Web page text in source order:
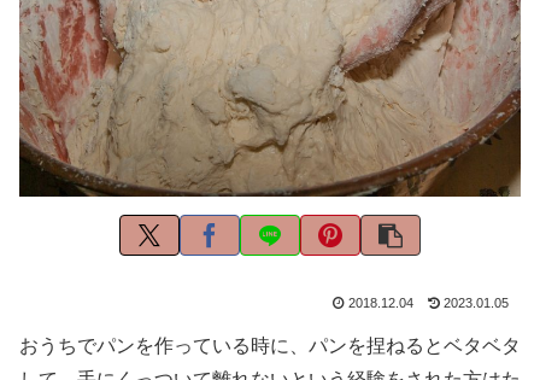
2018.12.04 2023.01.05
おうちでパンを作っている時に、パンを捏ねるとベタベタ